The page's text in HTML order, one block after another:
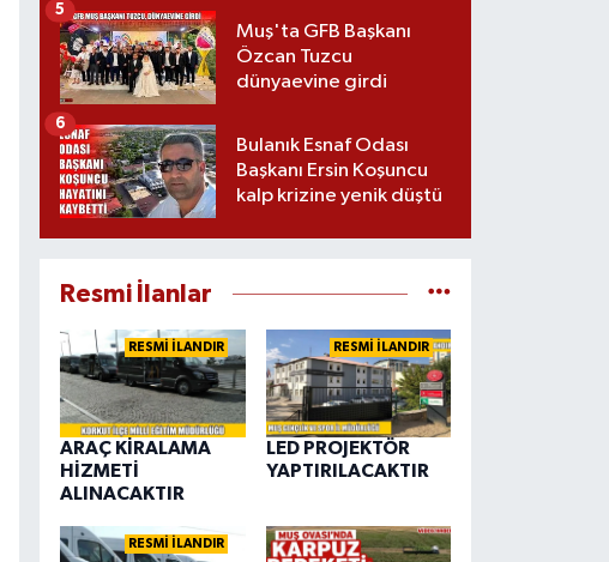
Muş'ta GFB Başkanı
Özcan Tuzcu
dünyaevine girdi
5
Bulanık Esnaf Odası
Başkanı Ersin Koşuncu
kalp krizine yenik düştü
6
Resmi İlanlar
RESMİ İLANDIR
ARAÇ KİRALAMA
HİZMETİ
ALINACAKTIR
RESMİ İLANDIR
LED PROJEKTÖR
YAPTIRILACAKTIR
RESMİ İLANDIR